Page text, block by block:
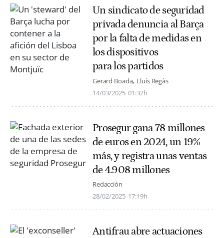
Un sindicato de seguridad
privada denuncia al Barça
por la falta de medidas en
los dispositivos
para los partidos
Gerard Boada Lluís Regàs
14/03/2025 01:32h
Prosegur gana 78 millones
de euros en 2024, un 19%
más, y registra unas ventas
de 4.908 millones
Redacción
28/02/2025 17:19h
Antifrau abre actuaciones